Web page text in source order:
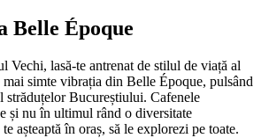
Belle Époque
Vechi, lasă-te antrenat de stilul de viață al
simte vibrația din Belle Époque, pulsând
străduțelor Bucureștiului. Cafenele
și nu în ultimul rând o diversitate
așteaptă în oraș, să le explorezi pe toate.